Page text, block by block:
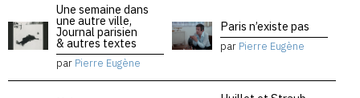
Une semaine dans
une autre ville,
Journal parisien
& autres textes
par Pierre Eugène
Paris n’existe pas
par Pierre Eugène